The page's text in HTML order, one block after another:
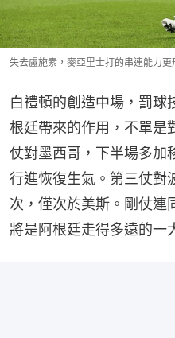
失去盧施素，麥亞里士打的串連能力更
白禮頓的創造中場，罰球
根廷帶來的作用，不單是
仗對墨西哥，下半場多加
行進恢復生氣。第三仗對
次，僅次於美斯。剛仗連
將是阿根廷走得多遠的一